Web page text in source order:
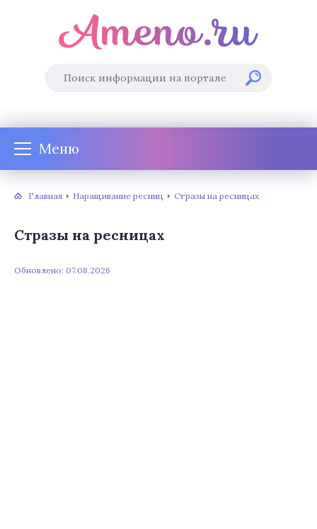
Меню
Главная Наращивание ресниц Стразы на ресницах
Стразы на ресницах
Обновлено: 07.08.2026